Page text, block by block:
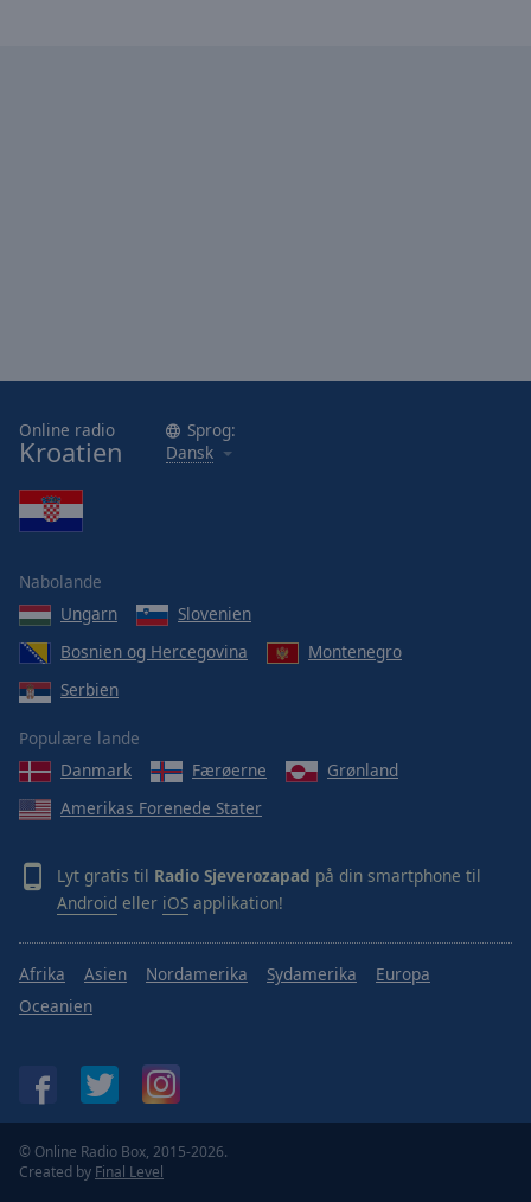
Online radio
Kroatien
Sprog:
Dansk
Nabolande
Ungarn
Slovenien
Bosnien og Hercegovina
Montenegro
Serbien
Populære lande
Danmark
Færøerne
Grønland
Amerikas Forenede Stater
Lyt gratis til Radio Sjeverozapad på din smartphone til
Android eller iOS applikation!
Afrika Asien Nordamerika Sydamerika
Europa
Oceanien
© Online Radio Box, 2015-2026.
Created by Final Level